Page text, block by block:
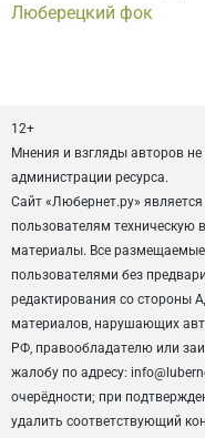
Люберецкий фок
12+
Мнения и взгляды авторов
администрации ресурса.
Сайт «Любернет.ру»
пользователям техническую
материалы. Все
пользователями без
редактирования со стороны
материалов, нарушающих
РФ, правообладателю или
жалобу по адресу:
очерёдности; при
удалить соответствующий